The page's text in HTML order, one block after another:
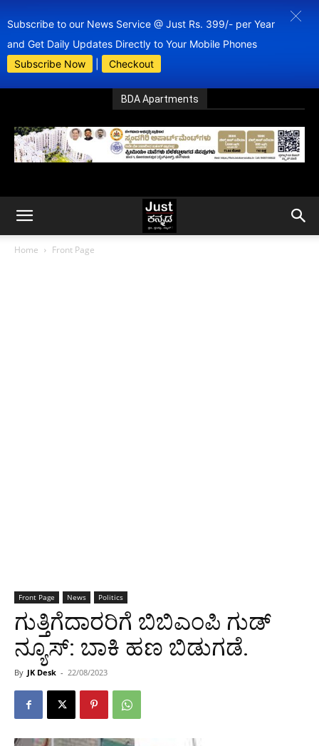
Subscribe to our News Service @ Just Rs. 399/- per Year
and Get Daily Updates Directly to Your Mobile Phones
Subscribe Now
Checkout
BDA Apartments
Home Front Page
Front Page News Politics
ಗುತ್ತಿಗೆದಾರರಿಗೆ ಬಿಬಿಎಂಪಿ ಗುಡ್
ನ್ಯೂಸ್: ಬಾಕಿ ಹಣ ಬಿಡುಗಡೆ.
By JK Desk - 22/08/2023